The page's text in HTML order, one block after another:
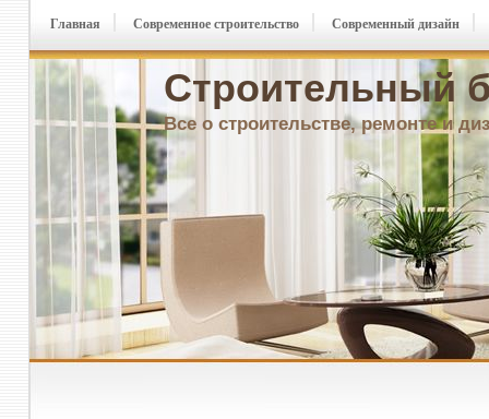
Строительный
Все о строительстве, ремонте и
Главная Современное строительство Современный дизайн